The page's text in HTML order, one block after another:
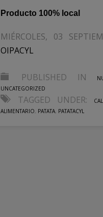
Producto 100% local
MIÉRCOLES, 03
OIPACYL
PUBLISHED IN
UNCATEGORIZED
TAGGED UNDER:
ALIMENTARIO, PATATA, PATATACYL